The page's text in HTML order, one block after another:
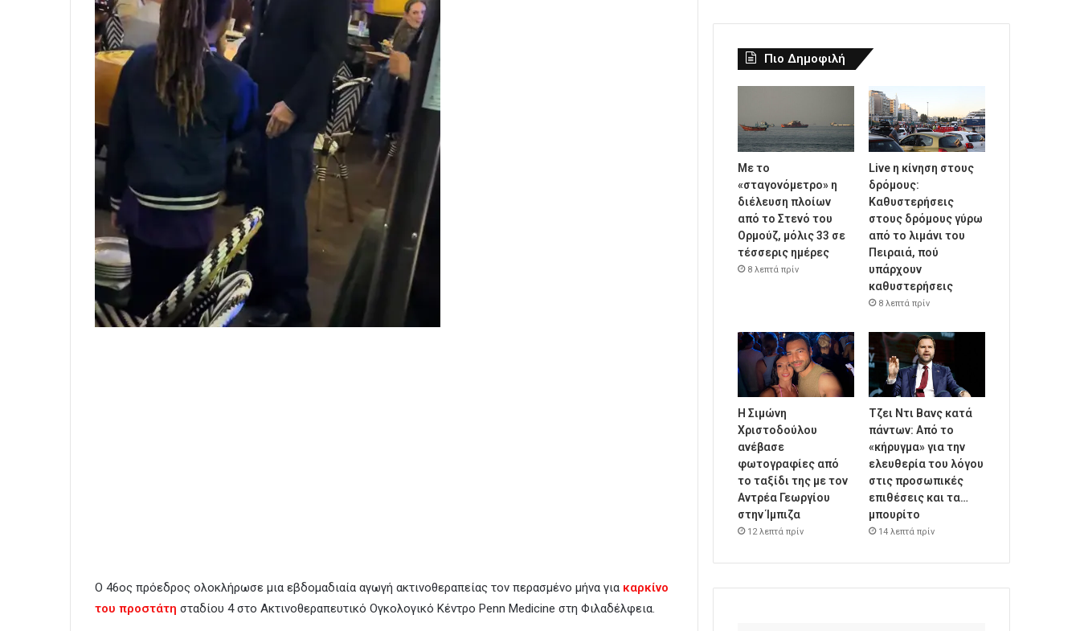
Ο 46ος πρόεδρος ολοκλήρωσε μια εβδομαδιαία αγωγή ακτινοθεραπείας τον περασμένο μήνα για καρκίνο
του προστάτη σταδίου 4 στο Ακτινοθεραπευτικό Ογκολογικό Κέντρο Penn Medicine στη Φιλαδέλφεια.
Πιο Δημοφιλή
Με το
«σταγονόμετρο» η
διέλευση πλοίων
από το Στενό του
Ορμούζ, μόλις 33 σε
τέσσερις ημέρες
8 λεπτά πρίν
Live η κίνηση στους
δρόμους:
Καθυστερήσεις
στους δρόμους γύρω
από το λιμάνι του
Πειραιά, πού
υπάρχουν
καθυστερήσεις
8 λεπτά πρίν
Η Σιμώνη
Χριστοδούλου
ανέβασε
φωτογραφίες από
το ταξίδι της με τον
Αντρέα Γεωργίου
στην Ίμπιζα
12 λεπτά πρίν
Τζει Ντι Βανς κατά
πάντων: Από το
«κήρυγμα» για την
ελευθερία του λόγου
στις προσωπικές
επιθέσεις και τα…
μπουρίτο
14 λεπτά πρίν